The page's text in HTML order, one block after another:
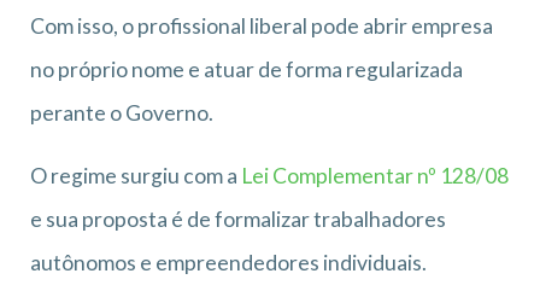
Com isso, o profissional liberal pode abrir empresa
no próprio nome e atuar de forma regularizada
perante o Governo.
O regime surgiu com a Lei Complementar nº 128/08
e sua proposta é de formalizar trabalhadores
autônomos e empreendedores individuais.